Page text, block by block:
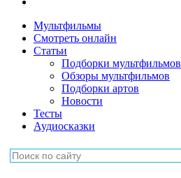
Мультфильмы
Смотреть онлайн
Статьи
Подборки мультфильмов
Обзоры мультфильмов
Подборки артов
Новости
Тесты
Аудиосказки